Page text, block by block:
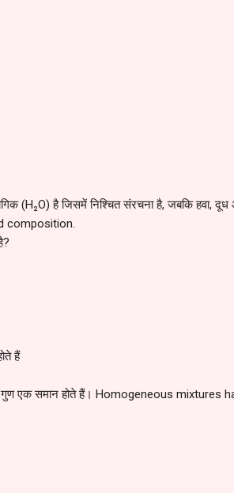
(H₂O) है जिसमें निश्चित संरचना है, जबकि हवा,
composition.
हैं
गुण एक समान होते हैं। Homogeneous